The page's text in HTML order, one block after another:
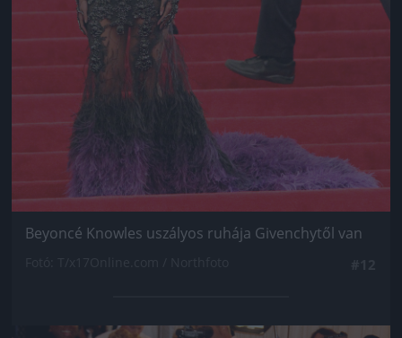
Beyoncé Knowles uszályos ruhája Givenchytől van